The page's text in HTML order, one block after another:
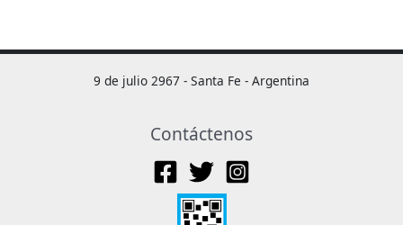
9 de julio 2967 - Santa Fe - Argentina
Contáctenos